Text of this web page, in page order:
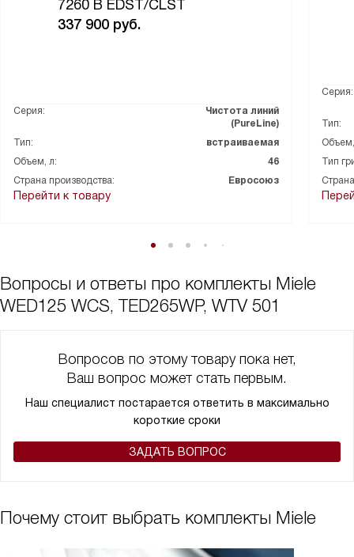
7260 B EDST/CLST
337 900 руб.
Серия:
Чистота линий
(PureLine)
Тип:
встраиваемая
Объем, л:
46
Страна производства:
Евросоюз
Перейти к товару
Серия:
Тип:
Тип
Вопросы и ответы про комплекты Miele
WED125 WCS, TED265WP, WTV 501
Вопросов по этому товару пока нет,
Ваш вопрос может стать первым.
Наш специалист постарается ответить в максимально
короткие сроки
ЗАДАТЬ ВОПРОС
Почему стоит выбрать комплекты Miele